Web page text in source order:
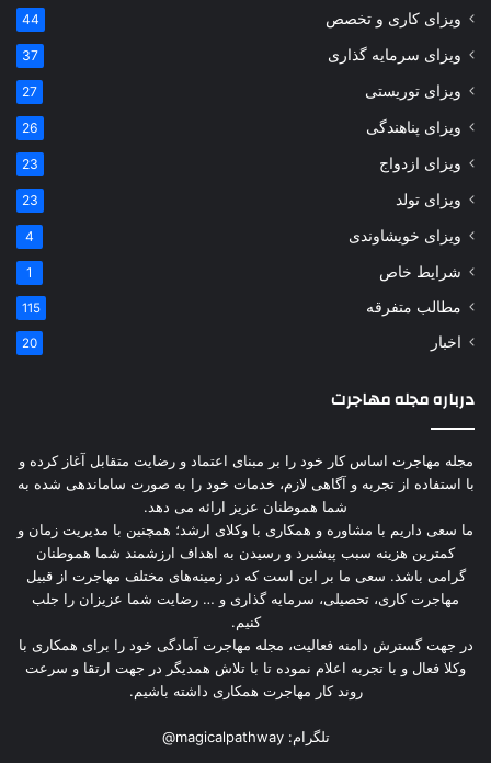
ویزای کاری و تخصص 44
ویزای سرمایه گذاری 37
ویزای توریستی 27
ویزای پناهندگی 26
ویزای ازدواج 23
ویزای تولد 23
ویزای خویشاوندی 4
شرایط خاص 1
مطالب متفرقه 115
اخبار 20
درباره مجله مهاجرت
مجله مهاجرت اساس کار خود را بر مبنای اعتماد و رضایت متقابل آغاز کرده و
با استفاده از تجربه و آگاهی لازم، خدمات خود را به صورت ساماندهی شده به
شما هموطنان عزیز ارائه می دهد.
ما سعی داریم با مشاوره و همکاری با وکلای ارشد؛ همچنین با مدیریت زمان و
کمترین هزینه سبب پیشبرد و رسیدن به اهداف ارزشمند شما هموطنان
گرامی باشد. سعی ما بر این است که در زمینه‌های مختلف مهاجرت از قبیل
مهاجرت کاری، تحصیلی، سرمایه گذاری و … رضایت شما عزیزان را جلب
کنیم.
در جهت گسترش دامنه فعالیت، مجله مهاجرت آمادگی خود را برای همکاری با
وکلا فعال و با تجربه اعلام نموده تا با تلاش همدیگر در جهت ارتقا و سرعت
روند کار مهاجرت همکاری داشته باشیم.
تلگرام:@magicalpathway